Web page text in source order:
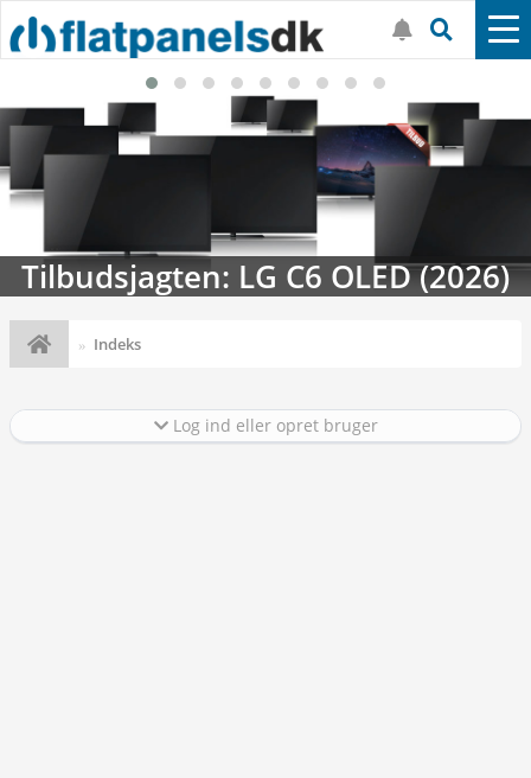
Tilbudsjagten: LG C6 OLED (2026)
Indeks
Log ind eller opret bruger